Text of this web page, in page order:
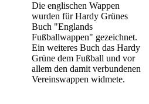
Die englischen Wappen
wurden für Hardy Grünes
Buch "Englands
Fußballwappen" gezeichnet.
Ein weiteres Buch das Hardy
Grüne dem Fußball und vor
allem den damit verbundenen
Vereinswappen widmete.